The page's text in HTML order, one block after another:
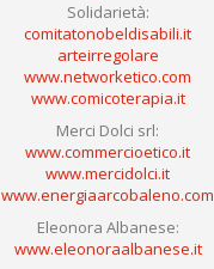
Solidarietà:
comitatonobeldisabili.it
arteirregolare
www.networketico.com
www.comicoterapia.it
Merci Dolci srl:
www.commercioetico.it
www.mercidolci.it
www.energiaarcobaleno.com
Eleonora Albanese:
www.eleonoraalbanese.it